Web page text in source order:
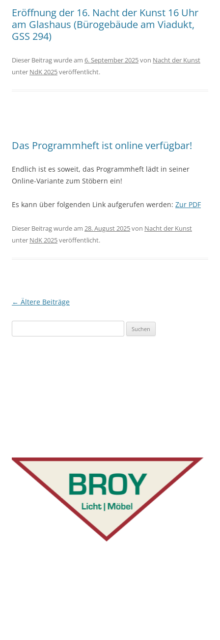
Eröffnung der 16. Nacht der Kunst 16 Uhr
am Glashaus (Bürogebäude am Viadukt,
GSS 294)
Dieser Beitrag wurde am 6. September 2025von Nacht der Kunst
unter NdK 2025veröffentlicht.
Das Programmheft ist online verfügbar!
Endlich ist es soweit, das Programmheft lädt in seiner
Online-Variante zum Stöbern ein!
Es kann über folgenden Link aufgerufen werden: Zur PDF
Dieser Beitrag wurde am 28. August 2025von Nacht der Kunst
unter NdK 2025veröffentlicht.
Beitragsnavigation
← Ältere Beiträge
nach: